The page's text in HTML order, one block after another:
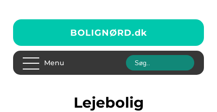
BOLIGNØRD.dk
Menu
lejebolig